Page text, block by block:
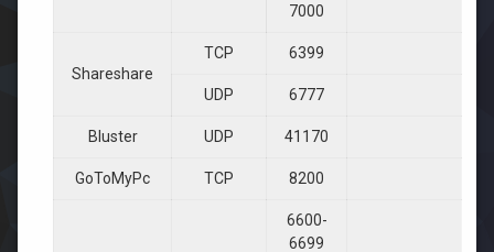
7000
Shareshare
TCP 6399
UDP 6777
Bluster UDP 41170
GoToMyPc TCP 8200
6600-
6699